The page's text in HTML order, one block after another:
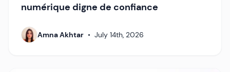
numérique digne de confiance
Amna Akhtar • July 14th, 2026